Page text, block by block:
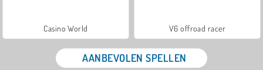
Casino World V6 offroad racer
AANBEVOLEN SPELLEN